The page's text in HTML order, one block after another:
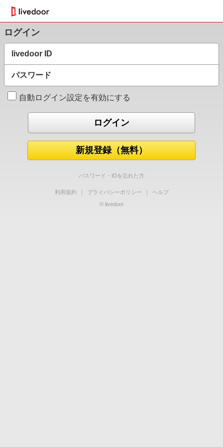
ログイン
livedoor ID
パスワード
自動ログイン設定を有効にする
新規登録（無料）
パスワード・IDを忘れた方
利用規約 ｜ プライバシーポリシー ｜
ヘルプ
© livedoor